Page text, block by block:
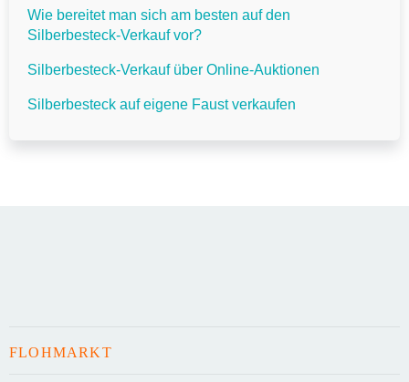
Wie bereitet man sich am besten auf den
Silberbesteck-Verkauf vor?
Silberbesteck-Verkauf über Online-Auktionen
Silberbesteck auf eigene Faust verkaufen
FLOHMARKT